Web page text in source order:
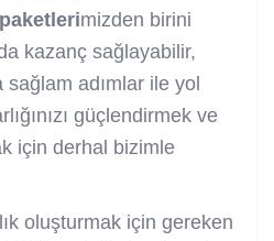
paketlerimizden birini
kazanç sağlayabilir,
sağlam adımlar ile yol
güçlendirmek ve
için derhal bizimle
oluşturmak için gereken